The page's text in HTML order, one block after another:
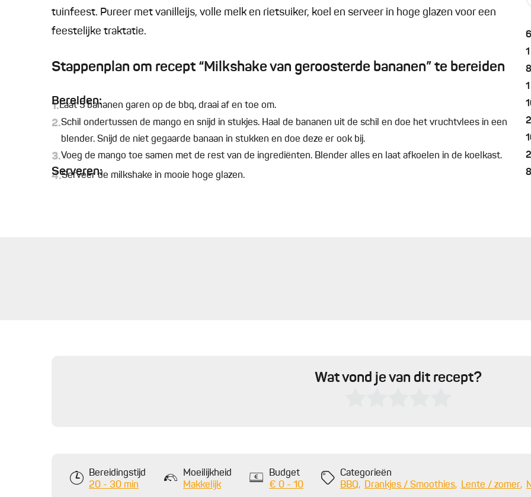
6
1
8
1
2
tuinfeest. Pureer met vanilleijs, volle melk en rietsuiker, koel en serveer in hoge glazen voor een
feestelijke traktatie.
Stappenplan om recept “Milkshake van geroosterde bananen” te bereiden
Bereiden:
1.Laat 5 bananen garen op de bbq, draai af en toe om.
2.Schil ondertussen de mango en snijd in stukjes. Haal de bananen uit de schil en doe het vruchtvlees in een
blender. Snijd de niet gegaarde banaan in stukken en doe deze er ook bij.
3.Voeg de mango toe samen met de rest van de ingrediënten. Blender alles en laat afkoelen in de koelkast.
Serveren:
4.Serveer de milkshake in mooie hoge glazen.
Wat vond je van dit recept?
Bereidingstijd
20 - 30 min
Moeilijkheid
Makkelijk
Budget
€ 0 - 10
Categorieën
BBQ
Drankjes / Smoothies Lente / zomer